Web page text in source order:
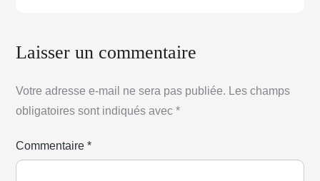
Laisser un commentaire
Votre adresse e-mail ne sera pas publiée. Les champs
obligatoires sont indiqués avec*
Commentaire*